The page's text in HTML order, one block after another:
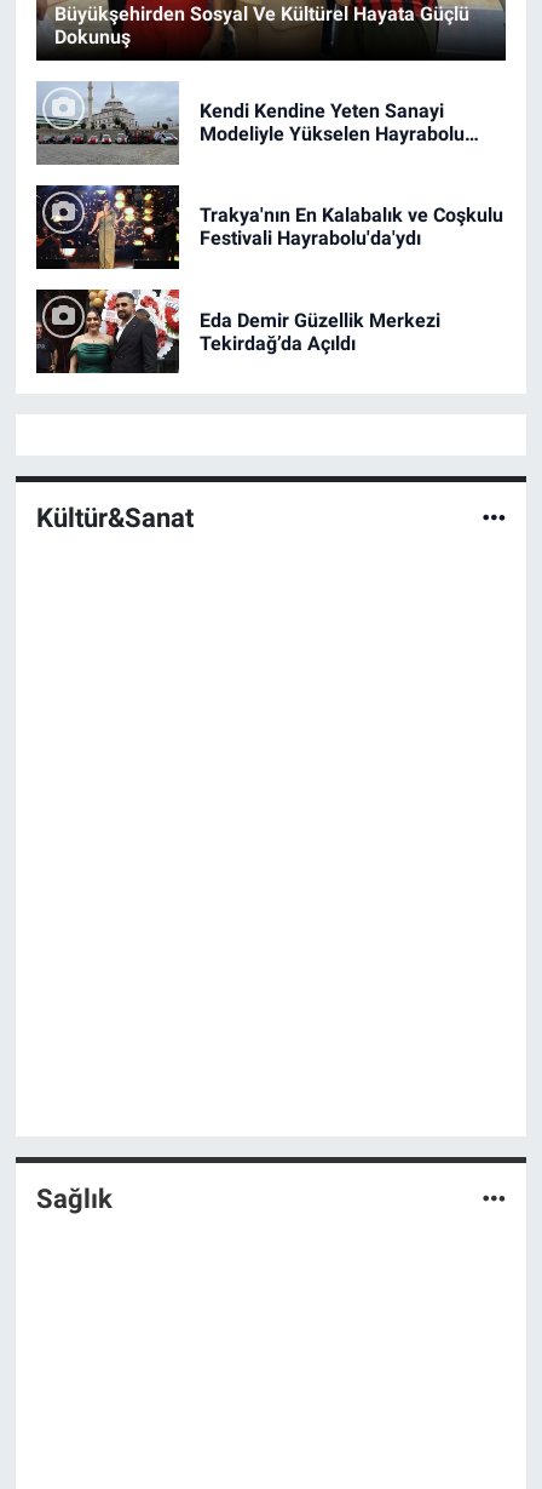
Büyükşehirden Sosyal Ve Kültürel Hayata Güçlü
Dokunuş
Kendi Kendine Yeten Sanayi
Modeliyle Yükselen Hayrabolu
Trakya'nın En Kalabalık ve Coşkulu
Festivali Hayrabolu'da'ydı
Eda Demir Güzellik Merkezi
Tekirdağ’da Açıldı
Kültür&Sanat
Sağlık